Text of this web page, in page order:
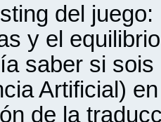
del
y el
saber si
Artificial)
de la